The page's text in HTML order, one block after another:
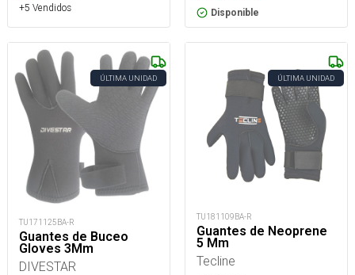
+5 Vendidos Disponible
ÚLTIMA UNIDAD
TU171125BA-R
Guantes de Buceo
Gloves 3Mm
DIVESTAR
ÚLTIMA UNIDAD
TU181109BA-R
Guantes de Neoprene
5 Mm
Tecline